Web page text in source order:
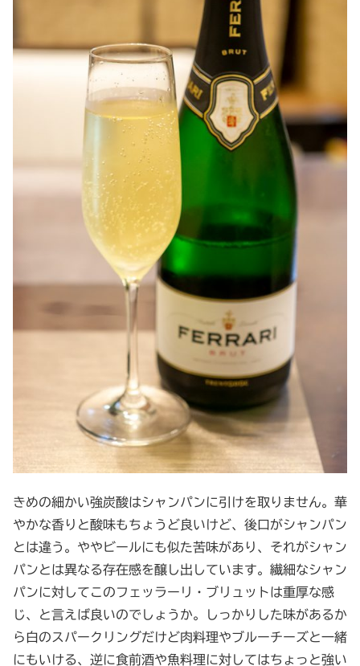
きめの細かい強炭酸はシャンパンに引けを取りません。華
やかな香りと酸味もちょうど良いけど、後口がシャンパン
とは違う。ややビールにも似た苦味があり、それがシャン
パンとは異なる存在感を醸し出しています。繊細なシャン
パンに対してこのフェッラーリ・ブリュットは重厚な感
じ、と言えば良いのでしょうか。しっかりした味があるか
ら白のスパークリングだけど肉料理やブルーチーズと一緒
にもいける、逆に食前酒や魚料理に対してはちょっと強い